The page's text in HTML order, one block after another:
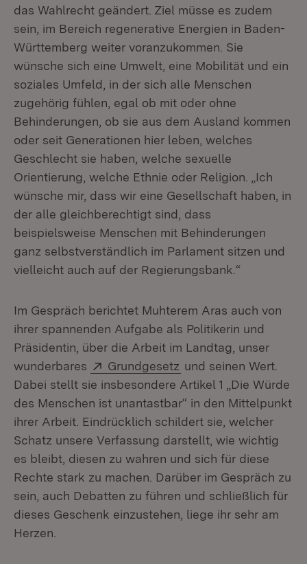
das Wahlrecht geändert. Ziel müsse es zudem
sein, im Bereich regenerative Energien in Baden-
Württemberg weiter voranzukommen. Sie
wünsche sich eine Umwelt, eine Mobilität und ein
soziales Umfeld, in der sich alle Menschen
zugehörig fühlen, egal ob mit oder ohne
Behinderungen, ob sie aus dem Ausland kommen
oder seit Generationen hier leben, welches
Geschlecht sie haben, welche sexuelle
Orientierung, welche Ethnie oder Religion. „Ich
wünsche mir, dass wir eine Gesellschaft haben, in
der alle gleichberechtigt sind, dass
beispielsweise Menschen mit Behinderungen
ganz selbstverständlich im Parlament sitzen und
vielleicht auch auf der Regierungsbank.“
Im Gespräch berichtet Muhterem Aras auch von
ihrer spannenden Aufgabe als Politikerin und
Präsidentin, über die Arbeit im Landtag, unser
wunderbares
Extern:
Grundgesetz (Öffnet in neuem
und seinen Wert.
Dabei stellt sie insbesondere Artikel 1 „Die Würde
des Menschen ist unantastbar“ in den Mittelpunkt
ihrer Arbeit. Eindrücklich schildert sie, welcher
Schatz unsere Verfassung darstellt, wie wichtig
es bleibt, diesen zu wahren und sich für diese
Rechte stark zu machen. Darüber im Gespräch zu
sein, auch Debatten zu führen und schließlich für
dieses Geschenk einzustehen, liege ihr sehr am
Herzen.